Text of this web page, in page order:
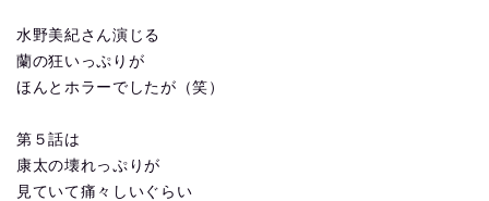
水野美紀さん演じる
蘭の狂いっぷりが
ほんとホラーでしたが（笑）
第５話は
康太の壊れっぷりが
見ていて痛々しいぐらい